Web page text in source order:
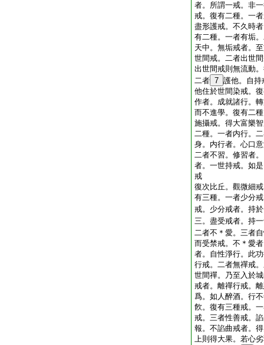
者。所謂一戒。非
戒。復有二種。一
盡形護戒。不久時
有二種。一者有垢
天中。無垢戒者。
世間戒。二者出世
出世間戒則無流動
二者 7 護他。自持
他住於世間染戒。
作者。成就諸行。
而不進學。復有二
施攝戒。得大富樂
二種。一者内行。
身。内行者。心口
二者不習。修習者
者。一世持戒。如
戒
復次比丘。觀微細
有三種。一者少分
戒。少分戒者。持
三。盡受戒者。持
二者不＊愛。三者
而受禁戒。不＊愛
者。自性淨行。此
行戒。二者無禪戒
世間禪。乃至入於
戒者。離禪行戒。
爲。如人醉酒。行
飮。復有三種戒。
戒。三者性善戒。
報。不諂曲戒者。
上則得大果。若心